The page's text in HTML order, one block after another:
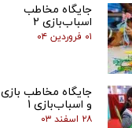
جایگاه مخاطب
اسباب‌بازی 2
۰۱ فروردین ۰۴
جایگاه مخاطب بازی
و اسباب‌بازی 1
۲۸ اسفند ۰۳